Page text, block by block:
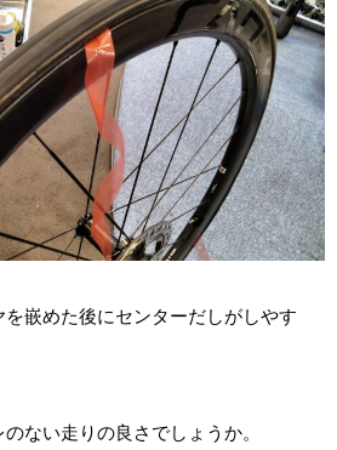
嵌めた後にセンターだしがしやす
ない走りの良さでしょうか。